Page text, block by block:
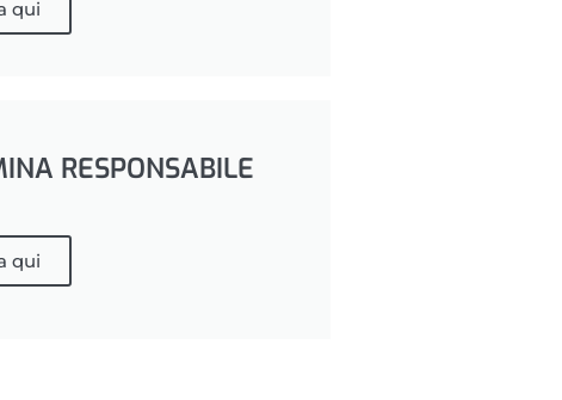
qui
RESPONSABILE
qui